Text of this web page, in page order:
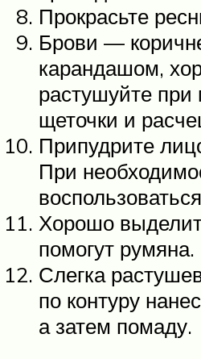
Прокрасьте
Брови —
карандашом,
растушуйте
щеточки и
Припудрите
При
Хорошо
помогут румяна.
Слегка
по контуру
а затем помаду.